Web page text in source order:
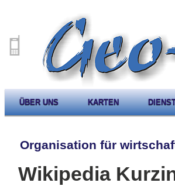
ÜBER UNS KARTEN
Organisation für
Wikipedia